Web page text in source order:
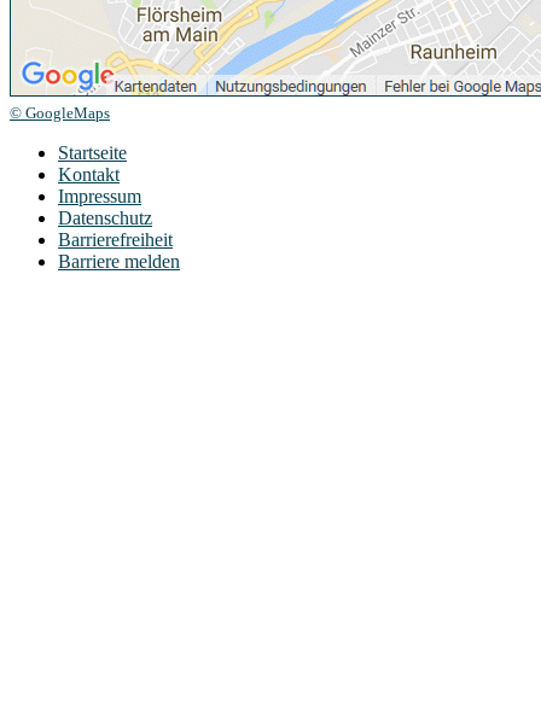
© GoogleMaps
Startseite
Kontakt
Impressum
Datenschutz
Barrierefreiheit
Barriere melden